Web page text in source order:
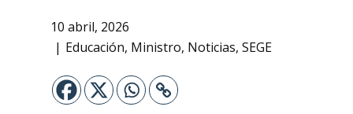
10 abril, 2026
Educación, Ministro, Noticias, SEGE